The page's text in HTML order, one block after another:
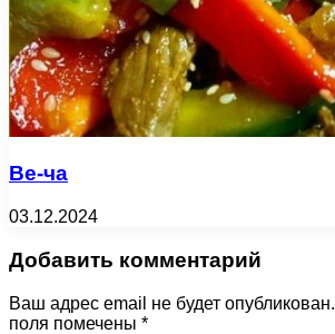
Ве-ча
03.12.2024
Добавить комментарий
Ваш адрес email не будет опубликован.
поля помечены *